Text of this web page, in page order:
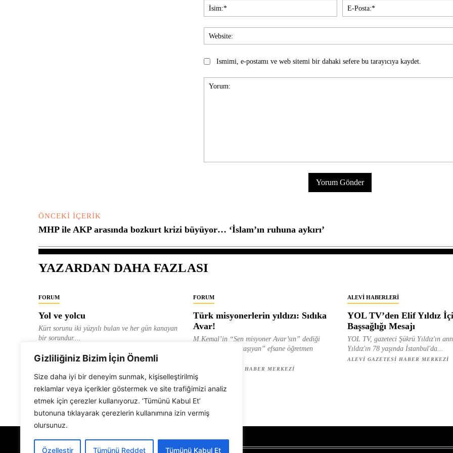
Gizliliğiniz Bizim İçin Önemli
Size daha iyi bir deneyim sunmak, kişiselleştirilmiş
reklamlar veya içerikler göstermek ve site trafiğimizi analiz
etmek için çerezler kullanıyoruz. ‘Tümünü Kabul Et’
butonuna tıklayarak çerezlerin kullanımına izin vermiş
olursunuz.
Özelleştir Tümünü Reddet Tümünü Kabul Et
İsim:*
Ismimi, e-postamı ve web sitemi bir dahaki sefere bu tarayıcıya kaydet.
ÖNCEKI İÇERIK
MHP ile AKP arasında bozkurt krizi büyüyor… ‘İslam’ın ruhuna aykırı’
YAZARDAN DAHA FAZLASI
FORUM
Yol ve yolcu
Kürt sorunu iki yüzyılı bulan ve her gün kanayan
bir sorundur....
FORUM
Türk misyonerlerin yıldızı: Sıdıka
Avar!
M.Kemal’in “Sen misyoner Avar’sın” dediği
ve “dağlara ışık taşıyan” efsane öğretmen
ALEVI GAZETESI HABER MERKEZI
ALEVI HABERLERI
YOL TV’den Elif Yıldız
Başsağlığı Mesajı
YOL TV, gazeteci Şükrü Yıldız'ın
Yıldız'ın 78 yaşında İstanbul'da...
ALEVI GAZETESI HABER MERKEZI